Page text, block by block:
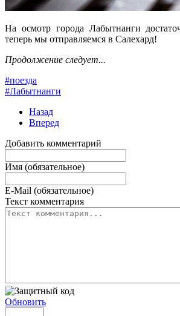
На осмотр города Лабытнанги
теперь мы отправляемся в Салехард!
Продолжение следует...
#поезда
#Лабытнанги
Назад
Вперед
Добавить комментарий
Имя (обязательное)
E-Mail (обязательное)
Текст комментария
Обновить